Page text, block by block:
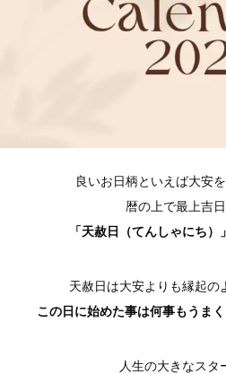
良いお日柄といえば大安
暦の上で最上吉
「天赦日（てんしゃにち）」
天赦日は大安よりも縁起の
この日に始めた事は何事もうま
人生の大きなスタ